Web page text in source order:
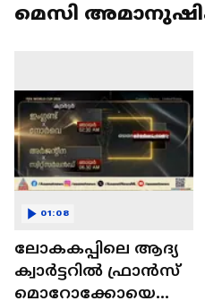
മെസി
ലോകകപ്പിലെ ആദ്യ
ക്വാർട്ടറിൽ ഫ്രാൻസ്
മൊറോക്കോയെ
01:08